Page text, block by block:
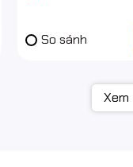
So sánh
Xem